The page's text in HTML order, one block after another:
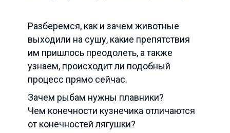
Разберемся, как и зачем животные
выходили на сушу, какие препятствия
им пришлось преодолеть, а также
узнаем, происходит ли подобный
процесс прямо сейчас.
Зачем рыбам нужны плавники?
Чем конечности кузнечика отличаются
от конечностей лягушки?